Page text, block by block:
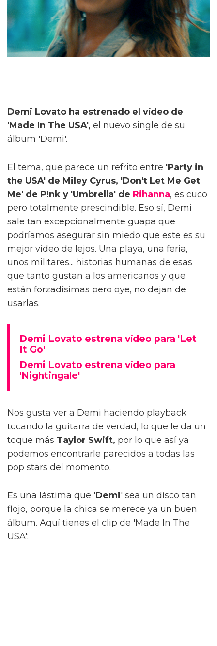
Demi Lovato ha estrenado el vídeo de
'Made In The USA', el nuevo single de su
álbum 'Demi'.
El tema, que parece un refrito entre 'Party in
the USA' de Miley Cyrus, 'Don't Let Me Get
Me' de P!nk y 'Umbrella' de Rihanna, es cuco
pero totalmente prescindible. Eso sí, Demi
sale tan excepcionalmente guapa que
podríamos asegurar sin miedo que este es su
mejor vídeo de lejos. Una playa, una feria,
unos militares... historias humanas de esas
que tanto gustan a los americanos y que
están forzadísimas pero oye, no dejan de
usarlas.
Demi Lovato estrena vídeo para 'Let
It Go'
Demi Lovato estrena vídeo para
'Nightingale'
Nos gusta ver a Demi haciendo playback
tocando la guitarra de verdad, lo que le da un
toque más Taylor Swift, por lo que así ya
podemos encontrarle parecidos a todas las
pop stars del momento.
Es una lástima que 'Demi' sea un disco tan
flojo, porque la chica se merece ya un buen
álbum. Aquí tienes el clip de 'Made In The
USA':